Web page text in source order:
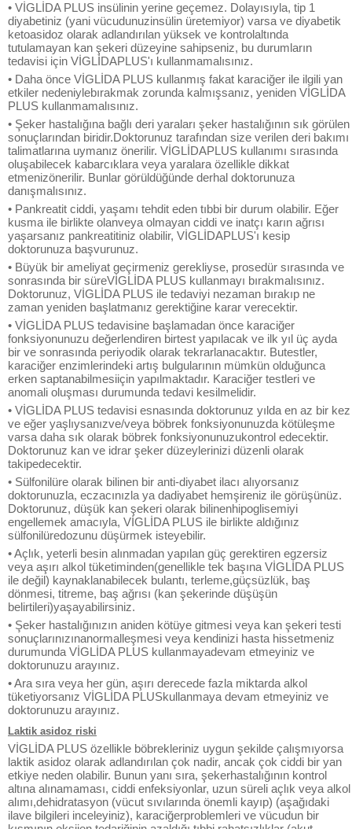
• VİGLİDA PLUS insülinin yerine geçemez. Dolayısıyla, tip 1
diyabetiniz (yani vücudunuzinsülin üretemiyor) varsa ve diyabetik
ketoasidoz olarak adlandırılan yüksek ve kontrolaltında
tutulamayan kan şekeri düzeyine sahipseniz, bu durumların
tedavisi için VİGLİDAPLUS'ı kullanmamalısınız.
• Daha önce VİGLİDA PLUS kullanmış fakat karaciğer ile ilgili yan
etkiler nedeniylebırakmak zorunda kalmışsanız, yeniden VİGLİDA
PLUS kullanmamalısınız.
• Şeker hastalığına bağlı deri yaraları şeker hastalığının sık görülen
sonuçlarından biridir.Doktorunuz tarafından size verilen deri bakımı
talimatlarına uymanız önerilir. VİGLİDAPLUS kullanımı sırasında
oluşabilecek kabarcıklara veya yaralara özellikle dikkat
etmenizönerilir. Bunlar görüldüğünde derhal doktorunuza
danışmalısınız.
• Pankreatit ciddi, yaşamı tehdit eden tıbbi bir durum olabilir. Eğer
kusma ile birlikte olanveya olmayan ciddi ve inatçı karın ağrısı
yaşarsanız pankreatitiniz olabilir, VİGLİDAPLUS'ı kesip
doktorunuza başvurunuz.
• Büyük bir ameliyat geçirmeniz gerekliyse, prosedür sırasında ve
sonrasında bir süreVİGLİDA PLUS kullanmayı bırakmalısınız.
Doktorunuz, VİGLİDA PLUS ile tedaviyi nezaman bırakıp ne
zaman yeniden başlatmanız gerektiğine karar verecektir.
• VİGLİDA PLUS tedavisine başlamadan önce karaciğer
fonksiyonunuzu değerlendiren birtest yapılacak ve ilk yıl üç ayda
bir ve sonrasında periyodik olarak tekrarlanacaktır. Butestler,
karaciğer enzimlerindeki artış bulgularının mümkün olduğunca
erken saptanabilmesiiçin yapılmaktadır. Karaciğer testleri ve
anomali oluşması durumunda tedavi kesilmelidir.
• VİGLİDA PLUS tedavisi esnasında doktorunuz yılda en az bir kez
ve eğer yaşlıysanızve/veya böbrek fonksiyonunuzda kötüleşme
varsa daha sık olarak böbrek fonksiyonunuzukontrol edecektir.
Doktorunuz kan ve idrar şeker düzeylerinizi düzenli olarak
takipedecektir.
• Sülfonilüre olarak bilinen bir anti-diyabet ilacı alıyorsanız
doktorunuzla, eczacınızla ya dadiyabet hemşireniz ile görüşünüz.
Doktorunuz, düşük kan şekeri olarak bilinenhipoglisemiyi
engellemek amacıyla, VİGLİDA PLUS ile birlikte aldığınız
sülfonilüredozunu düşürmek isteyebilir.
• Açlık, yeterli besin alınmadan yapılan güç gerektiren egzersiz
veya aşırı alkol tüketiminden(genellikle tek başına VİGLİDA PLUS
ile değil) kaynaklanabilecek bulantı, terleme,güçsüzlük, baş
dönmesi, titreme, baş ağrısı (kan şekerinde düşüşün
belirtileri)yaşayabilirsiniz.
• Şeker hastalığınızın aniden kötüye gitmesi veya kan şekeri testi
sonuçlarınızınanormalleşmesi veya kendinizi hasta hissetmeniz
durumunda VİGLİDA PLUS kullanmayadevam etmeyiniz ve
doktorunuzu arayınız.
• Ara sıra veya her gün, aşırı derecede fazla miktarda alkol
tüketiyorsanız VİGLİDA PLUSkullanmaya devam etmeyiniz ve
doktorunuzu arayınız.
Laktik asidoz riski
VİGLİDA PLUS özellikle böbrekleriniz uygun şekilde çalışmıyorsa
laktik asidoz olarak adlandırılan çok nadir, ancak çok ciddi bir yan
etkiye neden olabilir. Bunun yanı sıra, şekerhastalığının kontrol
altına alınamaması, ciddi enfeksiyonlar, uzun süreli açlık veya alkol
alımı,dehidratasyon (vücut sıvılarında önemli kayıp) (aşağıdaki
ilave bilgileri inceleyiniz), karaciğerproblemleri ve vücudun bir